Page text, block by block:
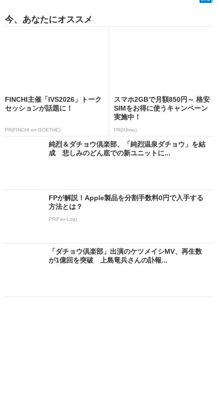
今、あなたにオススメ
FINCHI主催「IVS2026」トーク
セッションが話題に！
PR(FINCHI on GOETHE)
スマホ2GBで月額850円～ 格安
SIMをお得に使うキャンペーン
実施中！
PR(IIJmio)
純烈＆ダチョウ倶楽部、「純烈温泉ダチョウ」を結
成 悲しみのどん底での新ユニットに...
FPが解説！Apple製品を分割手数料0円で入手する
方法とは？
PR(Fav-Log)
「ダチョウ倶楽部」出演のケツメイシMV、再生数
が1億回を突破 上島竜兵さんの訃報...